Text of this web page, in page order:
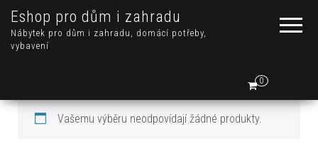
Eshop pro dům i zahradu
Nábytek pro dům i zahradu, domácí potřeby,
vybavení
0
Vašemu výběru neodpovídají žádné produkty.